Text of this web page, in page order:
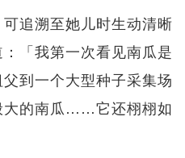
追溯至她儿时生动清晰
「我第一次看见南瓜是
到一个大型种子采集场
的南瓜……它还栩栩如